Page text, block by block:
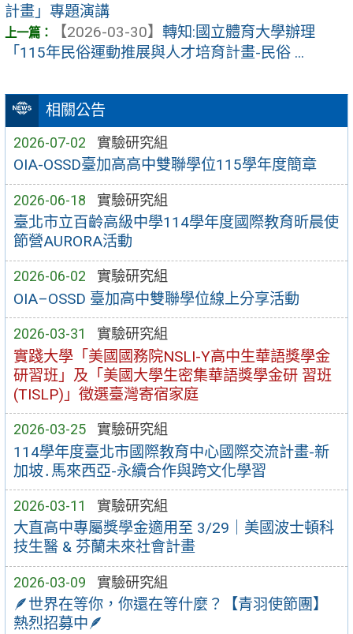
相關公告
2026-07-02 實驗研究組
OIA-OSSD臺加⾼高中雙聯學位115學年度簡章
2026-06-18 實驗研究組
臺北市立百齡高級中學114學年度國際教育昕晨使
節營AURORA活動
2026-06-02 實驗研究組
OIA–OSSD 臺加高中雙聯學位線上分享活動
2026-03-31 實驗研究組
實踐大學「美國國務院NSLI-Y高中生華語獎學金
研習班」及「美國大學生密集華語獎學金研 習班
(TISLP)」徵選臺灣寄宿家庭
2026-03-25 實驗研究組
114學年度臺北市國際教育中心國際交流計畫-新
加坡․馬來西亞-永續合作與跨文化學習
2026-03-11 實驗研究組
大直高中專屬獎學金適用至 3/29｜美國波士頓科
技生醫 & 芬蘭未來社會計畫
2026-03-09 實驗研究組
🪶世界在等你，你還在等什麼？【青羽使節團】
熱烈招募中🪶
計畫」專題演講
【2026-03-30】 轉知:國立體育大學辦理
「115年民俗運動推展與人才培育計畫-民俗 ...